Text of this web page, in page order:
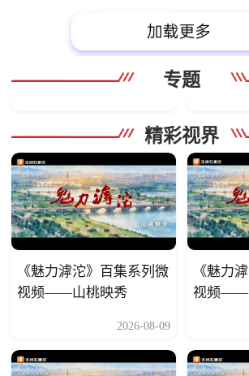
务品牌
专题
精彩视界
《魅力滹沱》百集系列微
视频——山桃映秀
2026-08-09
《魅力
视频——